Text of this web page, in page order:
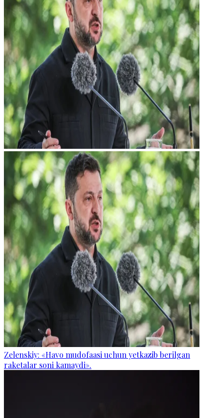
Zelenskiy: «Havo mudofaasi uchun yetkazib berilgan
raketalar soni kamaydi».